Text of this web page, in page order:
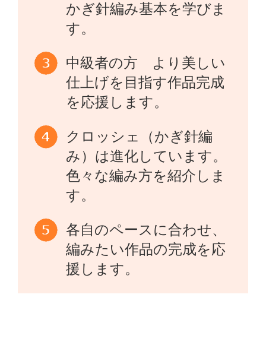
かぎ針編み基本を学びま
す。
中級者の方 より美しい
仕上げを目指す作品完成
を応援します。
クロッシェ（かぎ針編
み）は進化しています。
色々な編み方を紹介しま
す。
各自のペースに合わせ、
編みたい作品の完成を応
援します。